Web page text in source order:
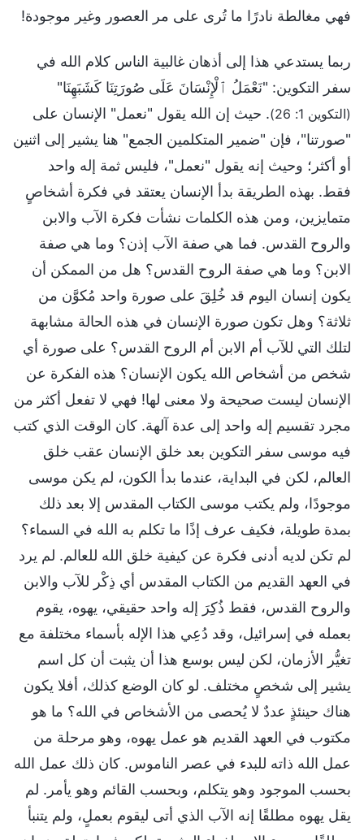
فهي مغالطة نادرًا ما تُرى على مر العصور وغير موجودة!
ربما يستدعي هذا إلى أذهان غالبية الناس كلام الله في
سفر التكوين: "نَعْمَلُ ٱلْإِنْسَانَ عَلَى صُورَتِنَا كَشَبَهِنَا"
(التكوين 1: 26)
. حيث إن الله يقول "نعمل" الإنسان على
"صورتنا"، فإن "ضمير المتكلمين الجمع" هنا يشير إلى اثنين
أو أكثر؛ وحيث إنه يقول "نعمل"، فليس ثمة إله واحد
فقط. بهذه الطريقة بدأ الإنسان يعتقد في فكرة أشخاصٍ
متمايزين، ومن هذه الكلمات نشأت فكرة الآب والابن
والروح القدس. فما هي صفة الآب إذن؟ وما هي صفة
الابن؟ وما هي صفة الروح القدس؟ هل من الممكن أن
يكون إنسان اليوم قد خُلِقَ على صورة واحد مُكوَّن من
ثلاثة؟ وهل تكون صورة الإنسان في هذه الحالة مشابهة
لتلك التي للآب أم الابن أم الروح القدس؟ على صورة أي
شخص من أشخاص الله يكون الإنسان؟ هذه الفكرة عن
الإنسان ليست صحيحة ولا معنى لها! فهي لا تفعل أكثر من
مجرد تقسيم إله واحد إلى عدة آلهة. كان الوقت الذي كتب
فيه موسى سفر التكوين بعد خلق الإنسان عقب خلق
العالم، لكن في البداية، عندما بدأ الكون، لم يكن موسى
موجودًا، ولم يكتب موسى الكتاب المقدس إلا بعد ذلك
بمدة طويلة، فكيف عرف إذًا ما تكلم به الله في السماء؟
لم تكن لديه أدنى فكرة عن كيفية خلق الله للعالم. لم يرد
في العهد القديم من الكتاب المقدس أي ذِكْر للآب والابن
والروح القدس، فقط ذُكِرَ إله واحد حقيقي، يهوه، يقوم
بعمله في إسرائيل، وقد دُعِي هذا الإله بأسماء مختلفة مع
تغيُّر الأزمان، لكن ليس بوسع هذا أن يثبت أن كل اسم
يشير إلى شخصٍ مختلف. لو كان الوضع كذلك، أفلا يكون
هناك حينئذٍ عددٌ لا يُحصى من الأشخاص في الله؟ ما هو
مكتوب في العهد القديم هو عمل يهوه، وهو مرحلة من
عمل الله ذاته للبدء في عصر الناموس. كان ذلك عمل الله
بحسب الموجود وهو يتكلم، وبحسب القائم وهو يأمر. لم
يقل يهوه مطلقًا إنه الآب الذي أتى ليقوم بعملٍ، ولم يتنبأ